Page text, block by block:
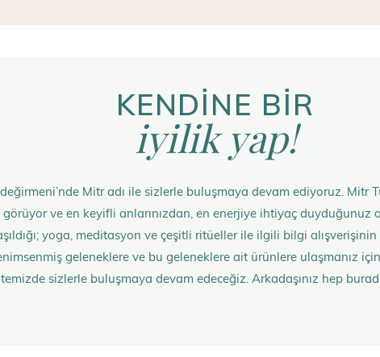
KENDİNE BİR
iyilik yap!
Mitr adı ile sizlerle buluşmaya devam ediyoruz. Mitr
ve en keyifli anlarınızdan, en enerjiye ihtiyaç duyduğunuz
yoga, meditasyon ve çeşitli ritüeller ile ilgili bilgi
geleneklere ve bu geleneklere ait ürünlere ulaşmanız
sizlerle buluşmaya devam edeceğiz. Arkadaşınız hep